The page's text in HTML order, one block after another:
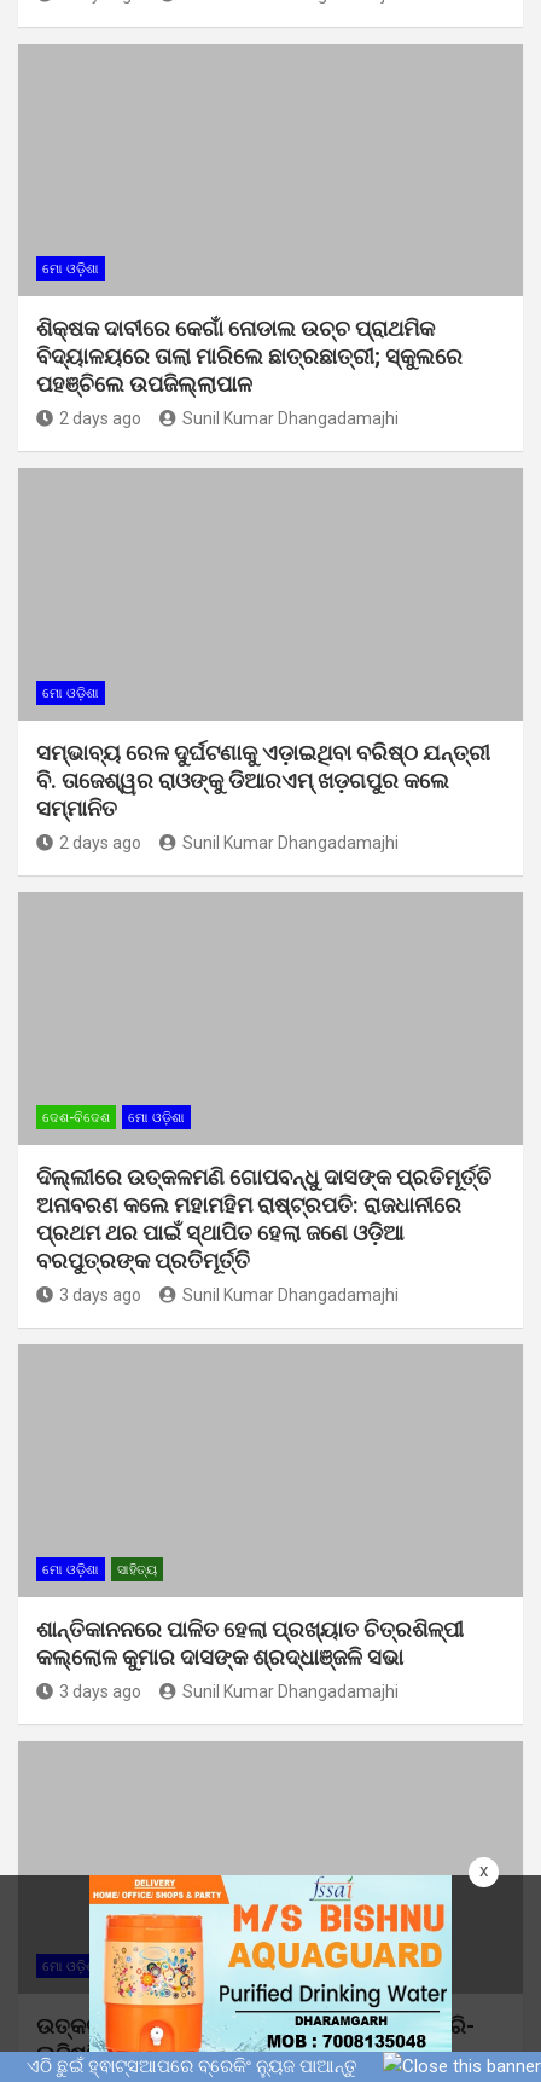
x
ମୋ ଓଡ଼ିଶା
ଶିକ୍ଷକ ଦାବୀରେ କେଗାଁ ନୋଡାଲ ଉଚ୍ଚ ପ୍ରାଥମିକ
ବିଦ୍ୟାଳୟରେ ତାଲା ମାରିଲେ ଛାତ୍ରଛାତ୍ରୀ; ସ୍କୁଲରେ
ପହଞ୍ଚିଲେ ଉପଜିଲ୍ଲାପାଳ
2 days ago Sunil Kumar Dhangadamajhi
ମୋ ଓଡ଼ିଶା
ସମ୍ଭାବ୍ୟ ରେଳ ଦୁର୍ଘଟଣାକୁ ଏଡ଼ାଇଥିବା ବରିଷ୍ଠ ଯନ୍ତ୍ରୀ
ବି. ତାଜେଶ୍ୱର ରାଓଙ୍କୁ ଡିଆରଏମ୍ ଖଡ଼ଗପୁର କଲେ
ସମ୍ମାନିତ
2 days ago Sunil Kumar Dhangadamajhi
ଦେଶ-ବିଦେଶ ମୋ ଓଡ଼ିଶା
ଦିଲ୍ଲୀରେ ଉତ୍କଳମଣି ଗୋପବନ୍ଧୁ ଦାସଙ୍କ ପ୍ରତିମୂର୍ତ୍ତି
ଅନାବରଣ କଲେ ମହାମହିମ ରାଷ୍ଟ୍ରପତି: ରାଜଧାନୀରେ
ପ୍ରଥମ ଥର ପାଇଁ ସ୍ଥାପିତ ହେଲା ଜଣେ ଓଡ଼ିଆ
ବରପୁତ୍ରଙ୍କ ପ୍ରତିମୂର୍ତ୍ତି
3 days ago Sunil Kumar Dhangadamajhi
ମୋ ଓଡ଼ିଶା ସାହିତ୍ୟ
ଶାନ୍ତିକାନନରେ ପାଳିତ ହେଲା ପ୍ରଖ୍ୟାତ ଚିତ୍ରଶିଳ୍ପୀ
କଲ୍ଲୋଳ କୁମାର ଦାସଙ୍କ ଶ୍ରଦ୍ଧାଞ୍ଜଳି ସଭା
3 days ago Sunil Kumar Dhangadamajhi
ମୋ ଓଡ଼ିଶା
ଉତ୍କଳ ବିଶ୍ୱବିଦ୍ୟାଳୟରେ ଶୁଭାରମ୍ଭ ହେଲା ଆଗ୍ରି-
ଲଜିଷ୍ଟିକ୍ସ ଏବଂ ସପ୍ଲାଇ ଚେନ୍ ମ୍ୟାନେଜମେଣ୍ଟ
ଏଠି ଛୁଇଁ ହ୍ଵାଟ୍ସଆପରେ ବ୍ରେକିଂ ନ୍ୟୁଜ ପାଆନ୍ତୁ